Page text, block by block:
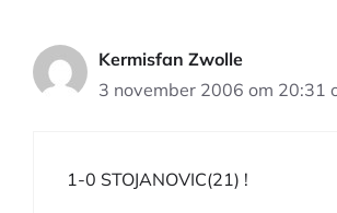
Kermisfan Zwolle
3 november 2006 om 20:31
1-0 STOJANOVIC(21) !